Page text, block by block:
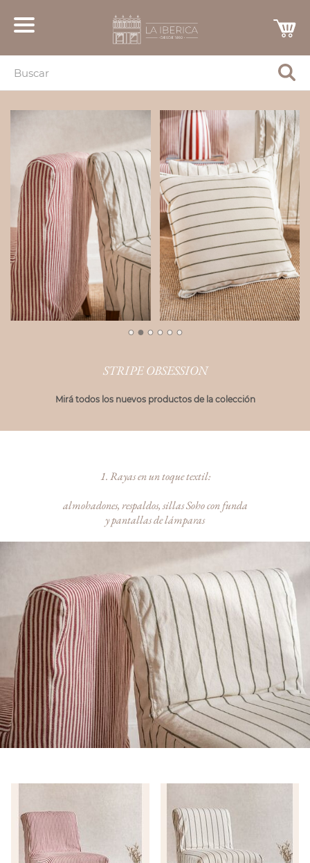
STRIPE OBSESSION
Mirá todos los nuevos productos de la colección
1. Rayas en un toque textil:
almohadones, respaldos, sillas Soho con funda
y pantallas de lámparas